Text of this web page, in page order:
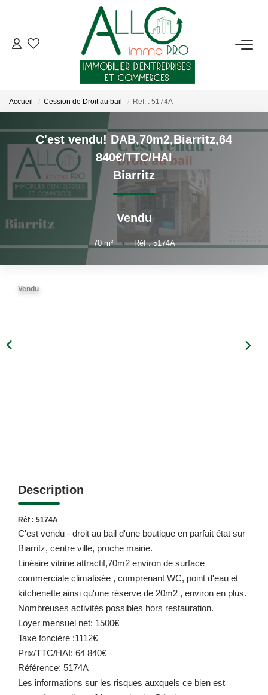
ACHETER
LOUER
NOTRE AGENCE
Qui Sommes-Nous ?
Nous Rejoindre
Nos Actualités
CONTACT
Accueil Cession de Droit au bail Ref. : 5174A
C'est vendu! DAB,70m2,Biarritz,64
840€/TTC/HAI
Biarritz
Vendu
70m² • Réf : 5174A
Vendu
Description
Réf : 5174A
C'est vendu - droit au bail d'une boutique en parfait état sur
Biarritz, centre ville, proche mairie.
Linéaire vitrine attractif,70m2 environ de surface
commerciale climatisée , comprenant WC, point d'eau et
kitchenette ainsi qu'une réserve de 20m2 , environ en plus.
Nombreuses activités possibles hors restauration.
Loyer mensuel net: 1500€
Taxe foncière :1112€
Prix/TTC/HAI: 64 840€
Référence: 5174A
Les informations sur les risques auxquels ce bien est